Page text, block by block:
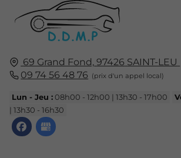
69 Grand Fond, 97426 SAINT-LEU
09 74 56 48 76
Lun - Jeu : 08h00 - 12h00 | 13h30 - 17h00
| 13h30 - 16h30